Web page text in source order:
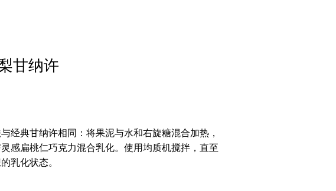
甘纳许
经典甘纳许相同：将果泥与水和右旋糖混合加热，
感扁桃仁巧克力混合乳化。使用均质机搅拌，直至
乳化状态。